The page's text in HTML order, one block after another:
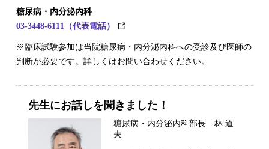
糖尿病・内分泌内科
03-3448-6111（代表電話）
※臨床試験参加は当院糖尿病・内分泌内科への受診及び医師の
判断が必要です。詳しくはお問い合わせください。
先生にお話しを聞きました！
糖尿病・内分泌内科部長 林 道
夫